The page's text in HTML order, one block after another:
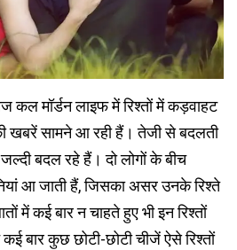
कल मॉर्डन लाइफ में रिश्तों में कड़वाहट
सामने आ रही हैं। तेजी से बदलती
जल्दी बदल रहे हैं। दो लोगों के बीच
आ जाती हैं, जिसका असर उनके रिश्ते
में कई बार न चाहते हुए भी इन रिश्तों
बार कुछ छोटी-छोटी चीजें ऐसे रिश्तों